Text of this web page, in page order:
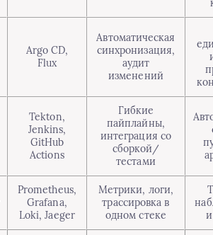
Argo CD,
Flux
Автоматическая
синхронизация,
аудит
изменений
Tekton,
Jenkins,
GitHub
Actions
Гибкие
пайплайны,
интеграция со
сборкой/
тестами
Prometheus,
Grafana,
Loki, Jaeger
Метрики, логи,
трассировка в
одном стеке